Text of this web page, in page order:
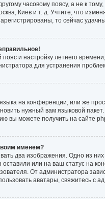
часовому поясу, а не к
Киев и т. д. Учтите, что
то сейчас
и настройку летнего
для устранения
на конференции, или же
нужный вам языковой
вы можете получить на сайте
именем?
два изображения. Одно из
или на ваш статус на
От администратора
аватары, свяжитесь с